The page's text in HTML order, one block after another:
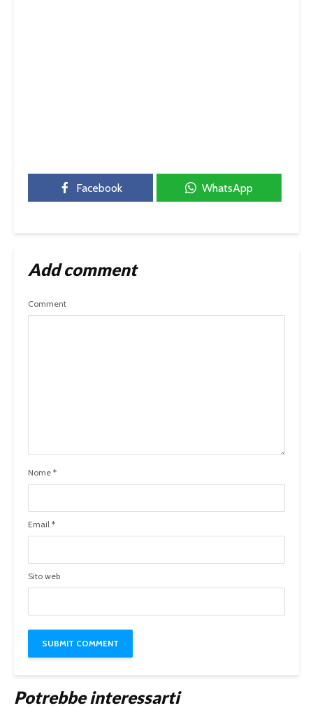
Facebook WhatsApp
Add comment
Comment
Nome *
Email *
Sito web
Potrebbe interessarti